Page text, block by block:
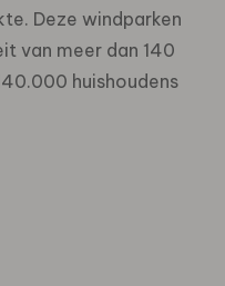
Deze windparken
van meer dan 140
huishoudens